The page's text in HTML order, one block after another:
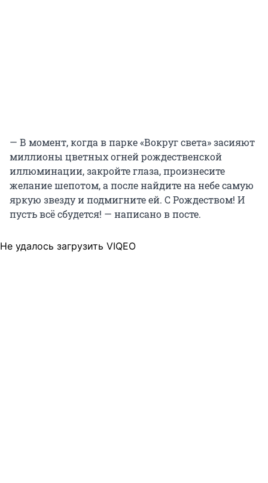
— В момент, когда в парке «Вокруг света» засияют
миллионы цветных огней рождественской
иллюминации, закройте глаза, произнесите
желание шепотом, а после найдите на небе самую
яркую звезду и подмигните ей. С Рождеством! И
пусть всё сбудется! — написано в посте.
Не удалось загрузить VIQEO